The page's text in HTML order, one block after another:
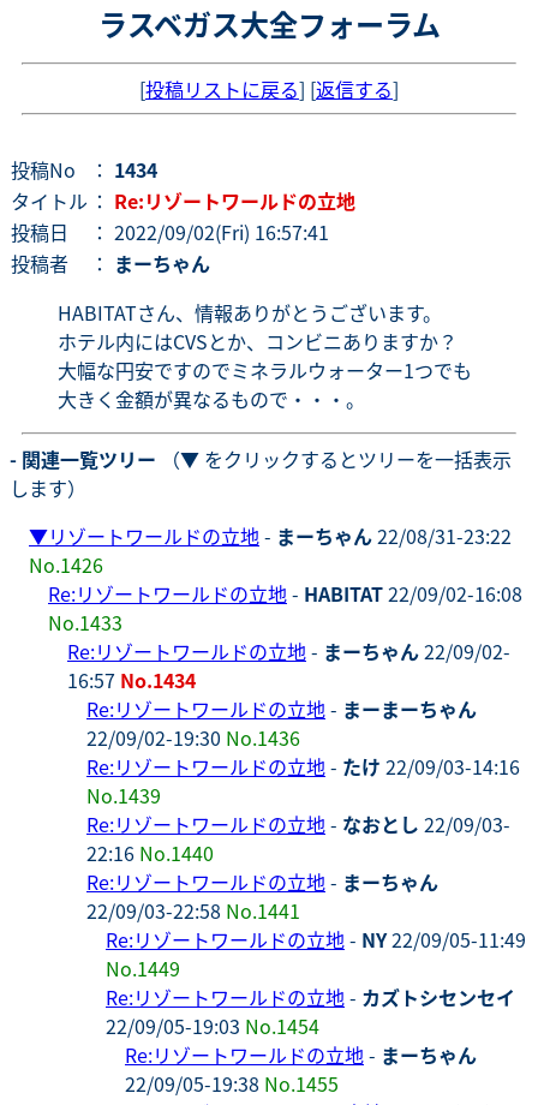
ラスベガス大全フォーラム
[投稿リストに戻る] [返信する]
投稿No ： 1434
タイトル ： Re:リゾートワールドの立地
投稿日
： 2022/09/02(Fri) 16:57:41
投稿者
： まーちゃん
HABITATさん、情報ありがとうございます。
ホテル内にはCVSとか、コンビニありますか？
大幅な円安ですのでミネラルウォーター1つでも
大きく金額が異なるもので・・・。
- 関連一覧ツリー （▼ をクリックするとツリーを一括表示
します）
▼リゾートワールドの立地- まーちゃん22/08/31-23:22
No.1426
Re:リゾートワールドの立地- HABITAT22/09/02-16:08
No.1433
Re:リゾートワールドの立地- まーちゃん22/09/02-
16:57 No.1434
Re:リゾートワールドの立地- まーまーちゃん
22/09/02-19:30 No.1436
Re:リゾートワールドの立地- たけ 22/09/03-14:16
No.1439
Re:リゾートワールドの立地- なおとし 22/09/03-
22:16 No.1440
Re:リゾートワールドの立地- まーちゃん
22/09/03-22:58 No.1441
Re:リゾートワールドの立地- NY22/09/05-11:49
No.1449
Re:リゾートワールドの立地- カズトシセンセイ
22/09/05-19:03 No.1454
Re:リゾートワールドの立地- まーちゃん
22/09/05-19:38 No.1455